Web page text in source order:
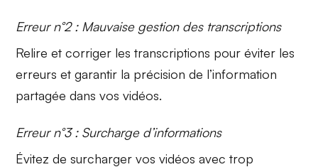
Erreur n°2 : Mauvaise gestion des transcriptions
Relire et corriger lestranscriptions pour éviter les
erreurs et garantir la précision de l’information
partagée dans vos vidéos.
Erreur n°3 : Surcharge d’informations
Évitez de surcharger vos vidéos avec trop